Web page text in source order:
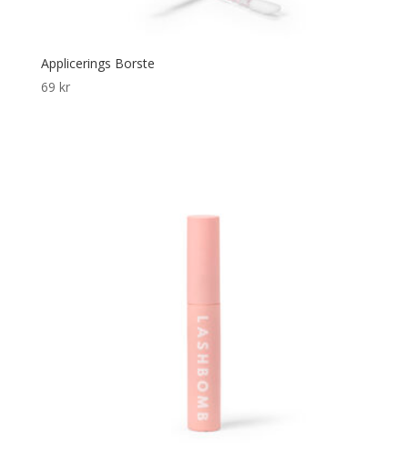
Applicerings Borste
69 kr